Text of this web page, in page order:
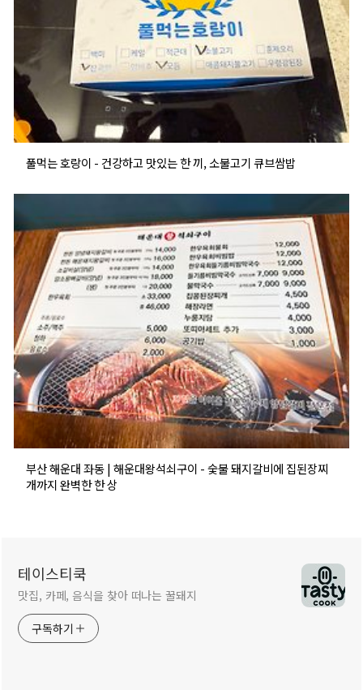
풀먹는 호랑이 - 건강하고 맛있는 한 끼, 소불고기 큐브쌈밥
부산 해운대 좌동 | 해운대왕석쇠구이 - 숯불 돼지갈비에 집된장찌
개까지 완벽한 한 상
테이스티쿡
맛집, 카페, 음식을 찾아 떠나는 꿀돼지
구독하기